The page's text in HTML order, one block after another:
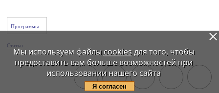
Программы
Статьи
Мы используем файлы cookiesдля того, чтобы
предоставить вам больше возможностей при
использовании нашего сайта